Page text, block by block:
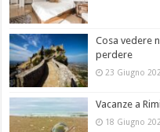
Cosa vedere
perdere
23 Giugno
Vacanze a
18 Giugno